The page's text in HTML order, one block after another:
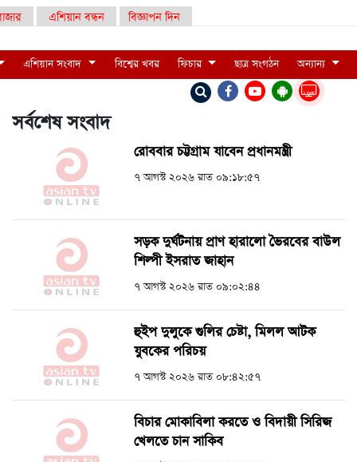
এশিয়ান বন্ধন বিজ্ঞাপন দিন
LIVE
এশিয়ান সংবাদ বিশ্বের খবর ফিচার ছাত্র সংগঠন অন্যান্য
সর্বশেষ সংবাদ
রোববার চট্টগ্রাম যাবেন প্রধানমন্ত্রী
৭ আগস্ট ২০২৬ রাত ০৯:১৮:৫৭
সড়ক দুর্ঘটনায় প্রাণ হারালো ভৈরবের বাউল
শিল্পী ইসরাত জাহান
৭ আগস্ট ২০২৬ রাত ০৯:০২:৪৪
হুইপ দুলুকে গুলির চেষ্টা, ‍মিলল আটক
যুবকের পরিচয়
৭ আগস্ট ২০২৬ রাত ০৮:৪২:৫৭
বিচার মোকাবিলা করতে ও বিদায়ী সিরিজ
খেলতে চান সাকিব